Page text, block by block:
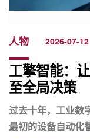
人物 2026-07-12
工擎智能：
至全局决策
过去十年，工业数
最初的设备自动化